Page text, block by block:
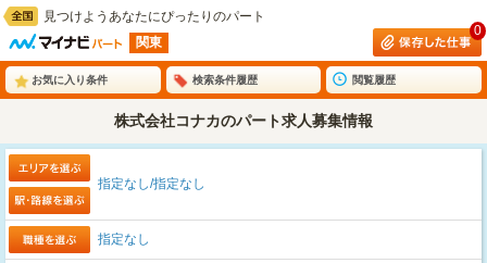
見つけようあなたにぴったりのパート
関東
0
お気に入り条件 検索条件履歴 閲覧履歴
株式会社コナカのパート求人募集情報
指定なし/指定なし
指定なし